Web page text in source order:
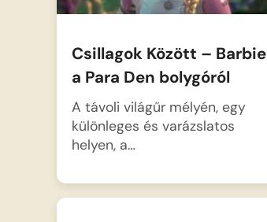
Csillagok Között – Barbie
a Para Den bolygóról
A távoli világűr mélyén, egy
különleges és varázslatos
helyen, a…